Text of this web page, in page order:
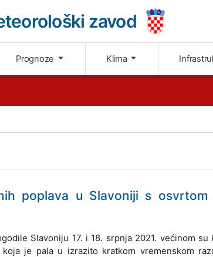
zavod
Prognoze Klima
poplava u Slavoniji s
Slavoniju 17. i 18. srpnja 2021. većinom
je pala u izrazito kratkom vremenskom